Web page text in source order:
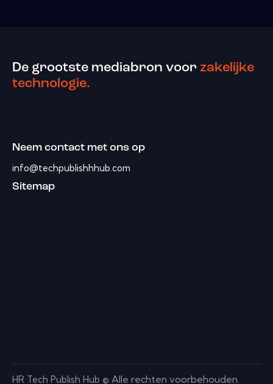
De grootste mediabron voor zakelijke
technologie.
Neem contact met ons op
info@techpublishhhub.com
Sitemap
HR Tech Publish Hub © Alle rechten voorbehouden.